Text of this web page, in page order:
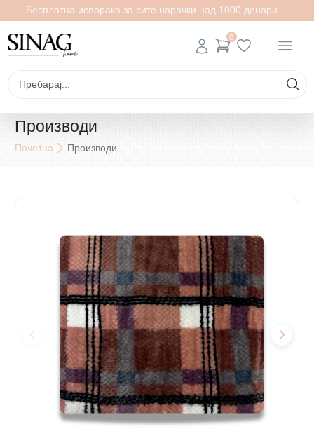
Бесплатна испорака за сите нарачки над 1000 денари
0
Производи
Почетна Производи